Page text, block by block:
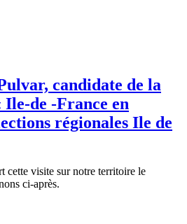
candidate de la
Ile-de -France en
régionales Ile de
cette visite sur notre territoire le
ci-après.